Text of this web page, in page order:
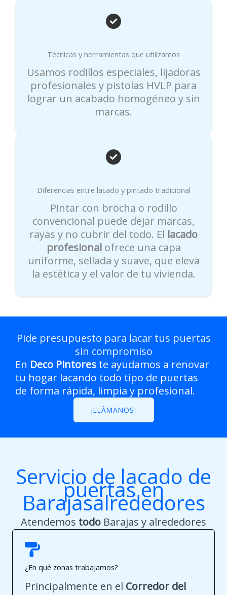
Técnicas y herramientas que utilizamos
Usamos rodillos especiales, lijadoras
profesionales y pistolas HVLP para
lograr un acabado homogéneo y sin
marcas.
Diferencias entre lacado y pintado tradicional
Pintar con brocha o rodillo
convencional puede dejar marcas,
rayas y no cubrir del todo. El lacado
profesionalofrece una capa
uniforme, sellada y suave, que eleva
la estética y el valor de tu vivienda.
Pide presupuesto para lacar tus puertas
sin compromiso
En Deco Pintores te ayudamos a renovar
tu hogar lacando todo tipo de puertas
de forma rápida, limpia y profesional.
¡LLÁMANOS!
Servicio de lacado de
puertas en
Barajasalrededores
Atendemos todo Barajas y alrededores
¿En qué zonas trabajamos?
Principalmente en el Corredor del